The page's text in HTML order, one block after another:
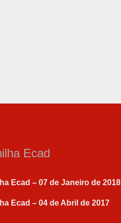
Ecad
Ecad – 07 de Janeiro de 2018
Ecad – 04 de Abril de 2017